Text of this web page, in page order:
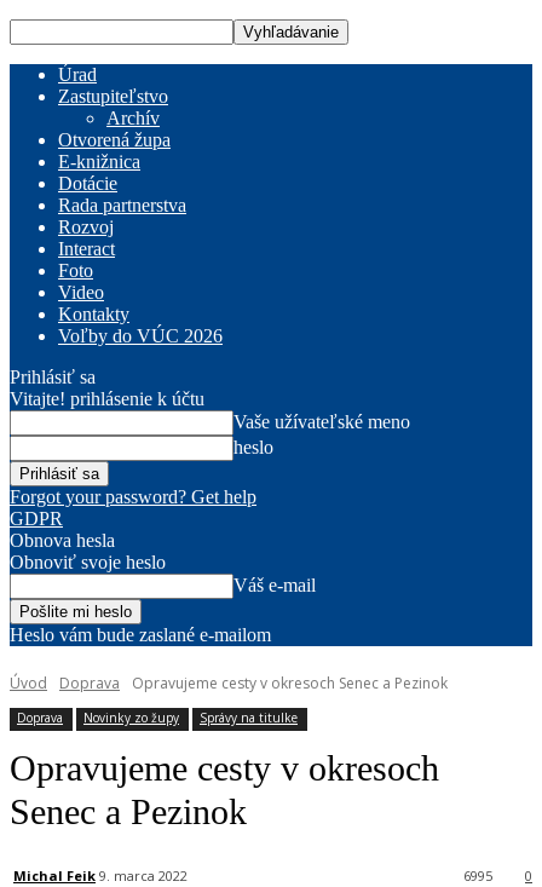
Úrad
Zastupiteľstvo
Archív
Otvorená župa
E-knižnica
Dotácie
Rada partnerstva
Rozvoj
Interact
Foto
Video
Kontakty
Voľby do VÚC 2026
Prihlásiť sa
Vitajte! prihlásenie k účtu
Vaše užívateľské meno
heslo
Forgot your password? Get help
GDPR
Obnova hesla
Obnoviť svoje heslo
Váš e-mail
Heslo vám bude zaslané e-mailom
Úvod Doprava Opravujeme cesty v okresoch Senec a Pezinok
Doprava Novinky zo župy Správy na titulke
Opravujeme cesty v okresoch
Senec a Pezinok
Michal Feik 9. marca 2022 0
6995